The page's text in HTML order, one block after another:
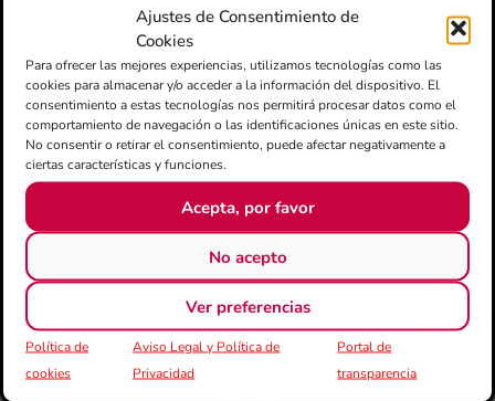
Ajustes de Consentimiento de
Cookies
Para ofrecer las mejores experiencias, utilizamos tecnologías como las
cookies para almacenar y/o acceder a la información del dispositivo. El
consentimiento a estas tecnologías nos permitirá procesar datos como el
comportamiento de navegación o las identificaciones únicas en este sitio.
No consentir o retirar el consentimiento, puede afectar negativamente a
ciertas características y funciones.
Acepta, por favor
No acepto
Ver preferencias
Política de
cookies
Aviso Legal y Política de
Privacidad
Portal de
transparencia
COMPARTIR
ESDEVENIMENT